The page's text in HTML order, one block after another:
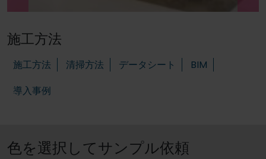
施工方法
施工方法 清掃方法 データシート
BIM
導入事例
色を選択してサンプル依頼